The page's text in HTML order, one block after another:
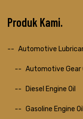
Produk Kami
Automotive
Automotive Gear
Diesel Engine Oil
Gasoline Engine Oil